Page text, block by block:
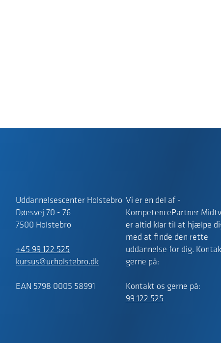
Uddannelsescenter Holstebro
Døesvej 70 - 76
7500 Holstebro
+45 99 122 525
kursus@ucholstebro.dk
EAN 5798 0005 58991
Vi er en del af -
KompetencePartner
er altid klar til at hjælpe
med at finde den rette
uddannelse for dig.
gerne på:
Kontakt os gerne på:
99 122 525